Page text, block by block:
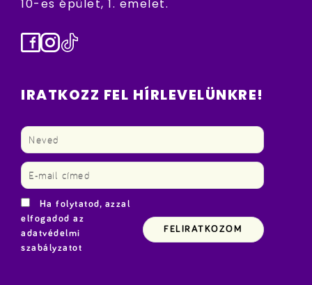
10-es épület, 1. emelet.
Facebook
Instagram
TikTok
IRATKOZZ FEL HÍRLEVELÜNKRE!
Ha folytatod, azzal
elfogadod az
adatvédelmi
szabályzatot